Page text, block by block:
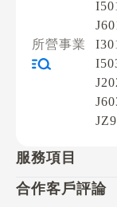
所營事業
服務項目
合作客戶評論